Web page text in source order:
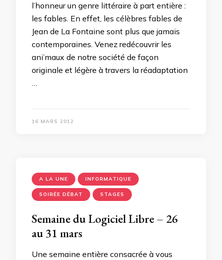
l’honneur un genre littéraire à part entière :
les fables. En effet, les célèbres fables de
Jean de La Fontaine sont plus que jamais
contemporaines. Venez redécouvrir les
ani’maux de notre société de façon
originale et légère à travers la réadaptation
…
16 MARS 2012
A LA UNE INFORMATIQUE
SOIRÉE DÉBAT STAGES
Semaine du Logiciel Libre – 26
au 31 mars
Une semaine entière consacrée à vous